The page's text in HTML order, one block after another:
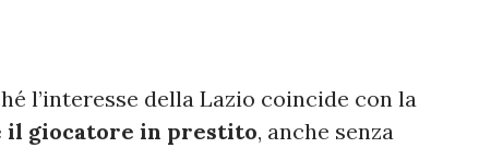
l’interesse della Lazio coincide con la
il giocatore in prestito, anche senza